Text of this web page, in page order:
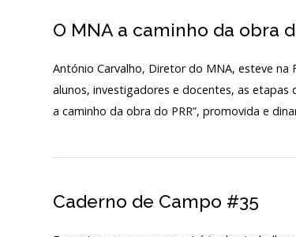
O MNA a caminho da obra
António Carvalho, Diretor do MNA, esteve na
alunos, investigadores e docentes, as etapas
a caminho da obra do PRR”, promovida e
Caderno de Campo #35